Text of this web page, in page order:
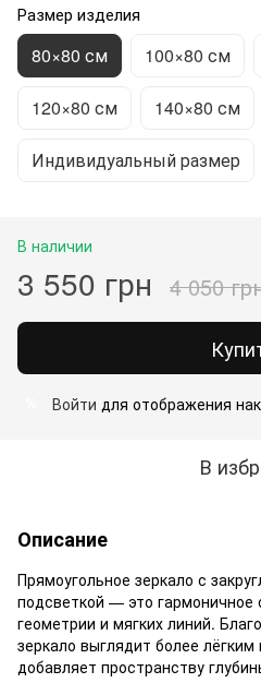
Размер изделия
80×80 см 100×80 см
120×80 см 140×80 см
Индивидуальный размер
В наличии
3 550 грн 4 050
Войти для отображения
В
Описание
Прямоугольное зеркало с
подсветкой — это гармоничное
геометрии и мягких линий.
зеркало выглядит более
добавляет пространству